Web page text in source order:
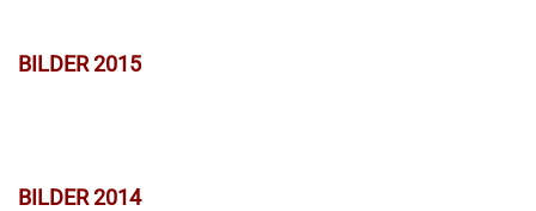
BILDER 2015
BILDER 2014